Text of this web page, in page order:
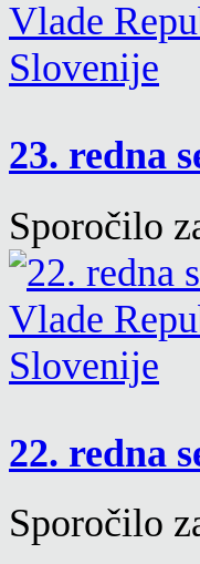
23. redna
Sporočilo
22. redna
Sporočilo